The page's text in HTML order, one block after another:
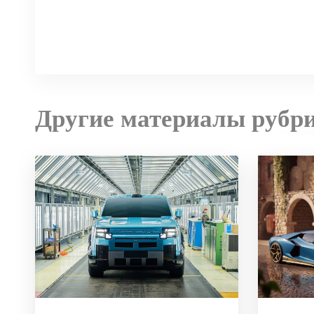
Другие материалы